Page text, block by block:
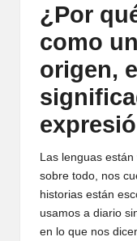
¿Por
como
origen,
Las lenguas están
sobre todo, nos
historias están
usamos a diario
en lo que nos